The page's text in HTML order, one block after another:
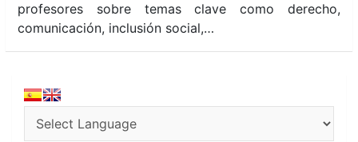
profesores sobre temas clave como derecho,
comunicación, inclusión social,…